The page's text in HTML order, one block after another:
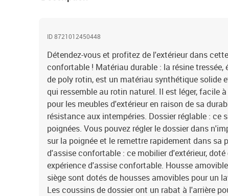
ID 8721012450448
Détendez-vous et profitez de l'extérieur dans
confortable ! Matériau durable : la résine
de poly rotin, est un matériau synthétique solide
qui ressemble au rotin naturel. Il est léger, facile
pour les meubles d'extérieur en raison de sa
résistance aux intempéries. Dossier réglable : ce
poignées. Vous pouvez régler le dossier dans
sur la poignée et le remettre rapidement dans sa
d'assise confortable : ce mobilier d'extérieur,
expérience d'assise confortable. Housse
siège sont dotés de housses amovibles pour un
Les coussins de dossier ont un rabat à l'arrière